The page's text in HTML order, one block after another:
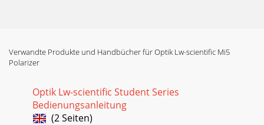
Verwandte Produkte und Handbücher für Optik Lw-scientific Mi5
Polarizer
Optik Lw-scientific Student Series
Bedienungsanleitung
(2 Seiten)